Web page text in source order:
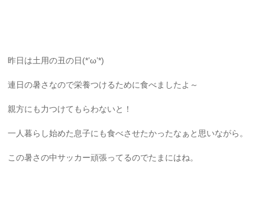
昨日は土用の丑の日(*’ω’*)
連日の暑さなので栄養つけるために食べましたよ～
親方にも力つけてもらわないと！
一人暮らし始めた息子にも食べさせたかったなぁと思いながら。
この暑さの中サッカー頑張ってるのでたまにはね。